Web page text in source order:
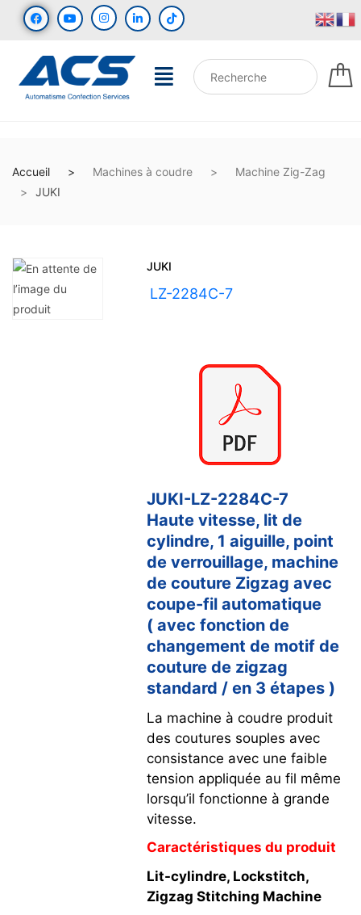
Accueil Machines à coudre
Machine Zig-Zag
JUKI
JUKI
LZ-2284C-7
JUKI-LZ-2284C-7
Haute vitesse, lit de
cylindre, 1 aiguille, point
de verrouillage, machine
de couture Zigzag avec
coupe-fil automatique
( avec fonction de
changement de motif de
couture de zigzag
standard / en 3 étapes )
La machine à coudre produit
des coutures souples avec
consistance avec une faible
tension appliquée au fil même
lorsqu’il fonctionne à grande
vitesse.
Caractéristiques du produit
Lit-cylindre, Lockstitch,
Zigzag Stitching Machine